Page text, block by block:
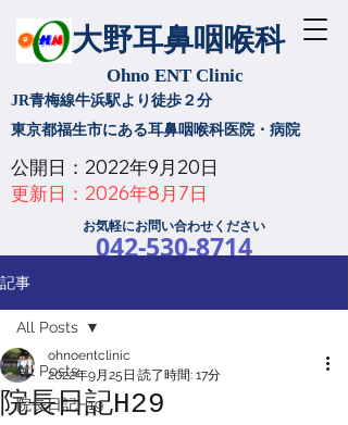
お気軽にお問い合わせください
042-530-8714
大野耳鼻咽喉科
Ohno ENT Clinic
JR青梅線牛浜駅より徒歩２分
​東京都福生市にある耳鼻咽喉科医院・病院
公開日：2022年9月20日
​更新日：2026年8月7日
記事
All Posts
院長日記H19
All Posts
院長日記H29
ohnoentclinic
2022年9月25日 読了時間: 17分